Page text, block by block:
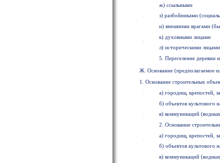
ж) ссыльными
з) разбойниками
и) внешними врагами
к) духовными лицами
л) историческими лицами
5. Переселение деревни
Ж. Основание (предполагаемое
1. Основание строительных
а) городищ, крепостей,
б) объектов культового
в) коммуникаций
2. Основание
а) городищ, крепостей,
б) объектов культового
в) коммуникаций